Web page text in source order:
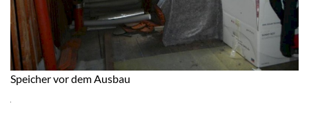
Speicher vor dem Ausbau